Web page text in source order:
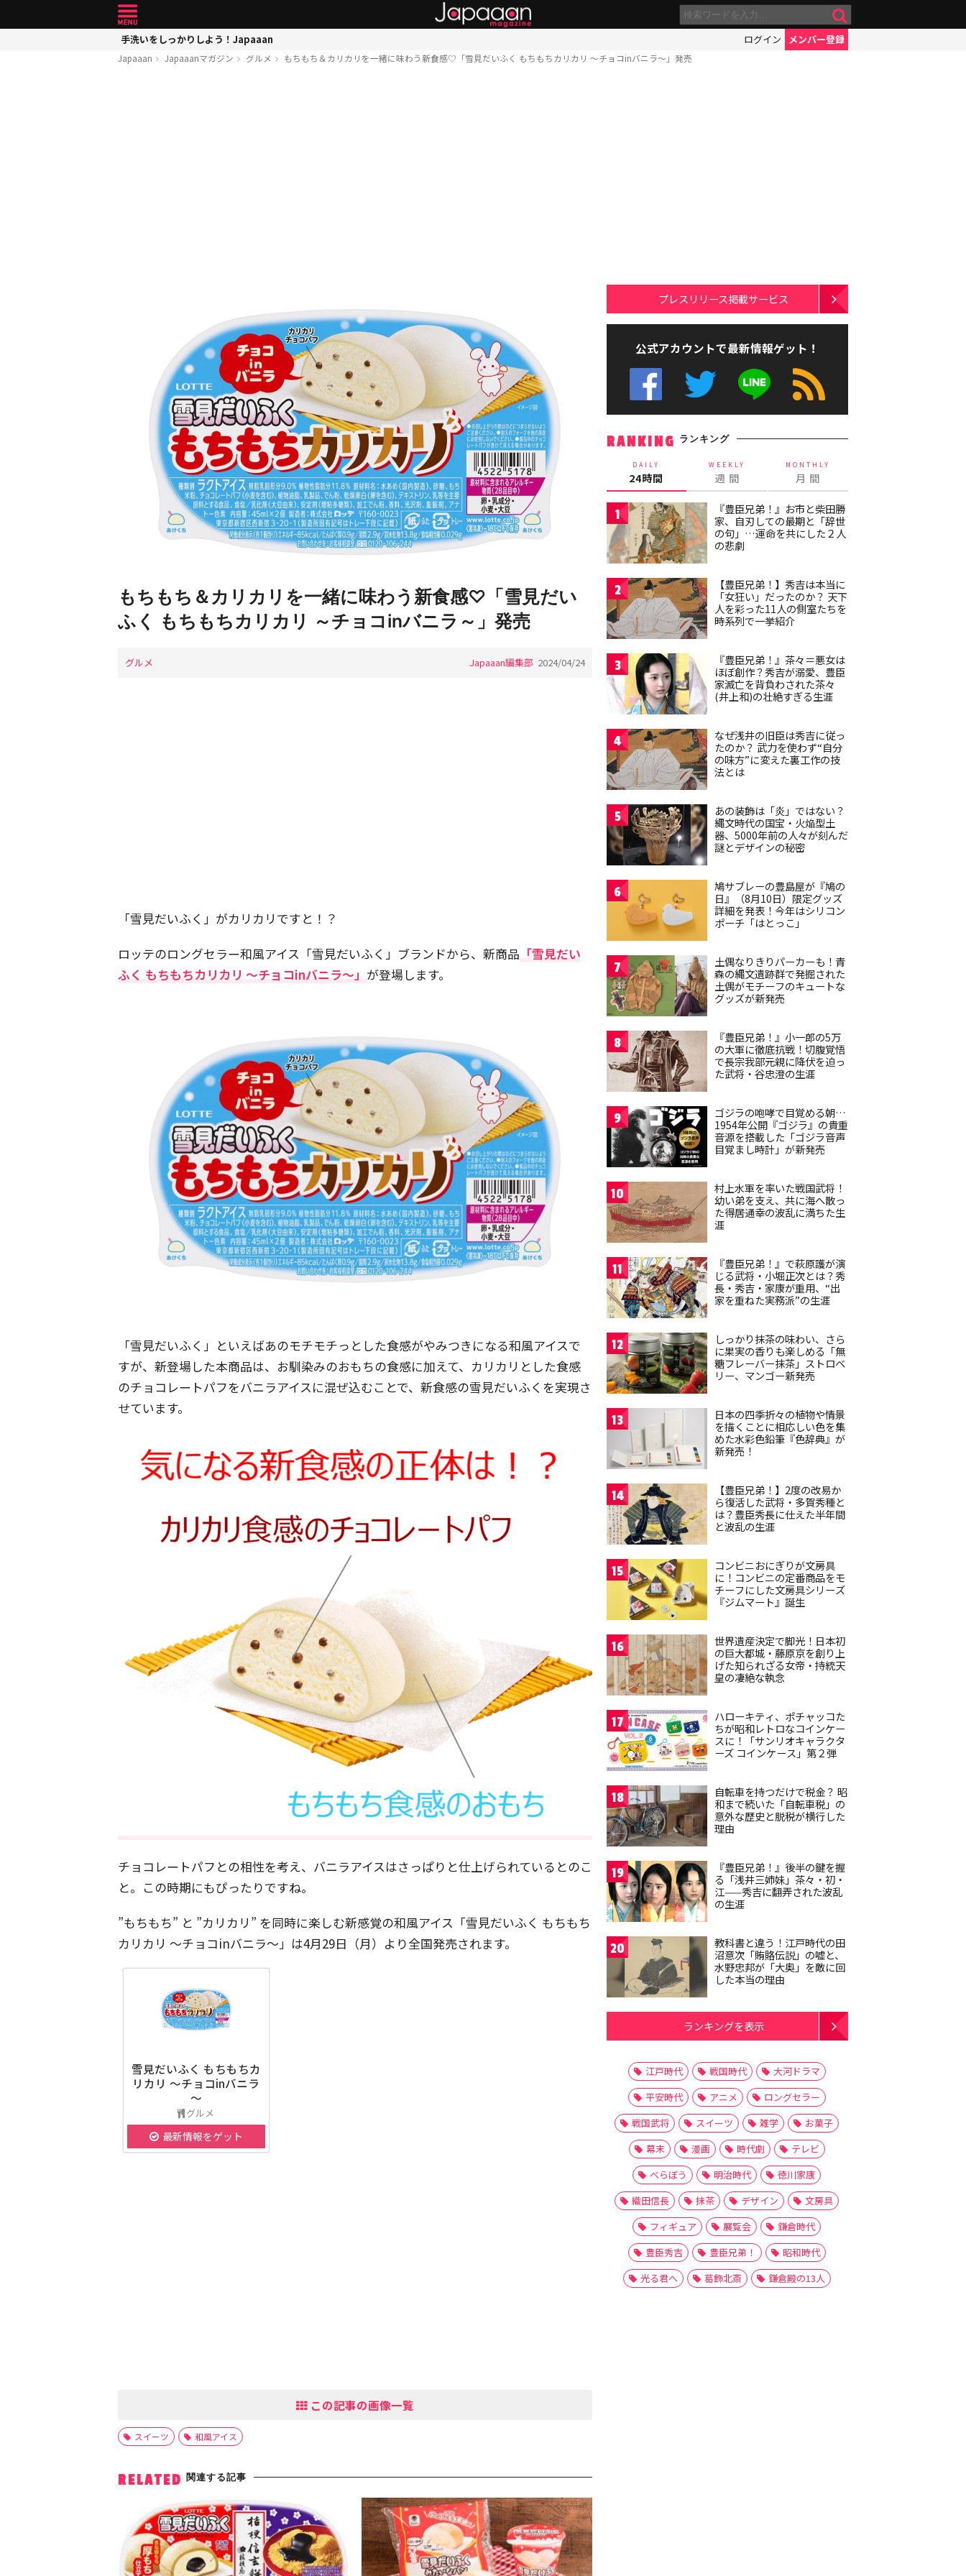
手洗いをしっかりしよう！Japaaan ログイン メンバー登録
Japaaan Japaaanマガジン グルメ もちもち＆カリカリを一緒に味わう新食感♡「雪見だいふく もちもちカリカリ ～チョコinバニラ～」発売
もちもち＆カリカリを一緒に味わう新食感♡「雪見だい
ふく もちもちカリカリ ～チョコinバニラ～」発売
グルメ Japaaan編集部 2024/04/24
「雪見だいふく」がカリカリですと！？
ロッテのロングセラー和風アイス「雪見だいふく」ブランドから、新商品 「雪見だい
ふく もちもちカリカリ ～チョコinバニラ～」 が登場します。
「雪見だいふく」といえばあのモチモチっとした食感がやみつきになる和風アイスで
すが、新登場した本商品は、お馴染みのおもちの食感に加えて、カリカリとした食感
のチョコレートパフをバニラアイスに混ぜ込むことで、新食感の雪見だいふくを実現さ
せています。
チョコレートパフとの相性を考え、バニラアイスはさっぱりと仕上げられているとのこ
と。この時期にもぴったりですね。
”もちもち” と ”カリカリ” を同時に楽しむ新感覚の和風アイス「雪見だいふく もちもち
カリカリ ～チョコinバニラ～」は4月29日（月）より全国発売されます。
雪見だいふく もちもちカ
リカリ ～チョコinバニラ
～
グルメ
最新情報をゲット
この記事の画像一覧
スイーツ 和風アイス
RELATED 関連する記事
プレスリリース掲載サービス
公式アカウントで最新情報ゲット！
RANKING ランキング
DAILY
24時間
WEEKLY
週 間
MONTHLY
月 間
1
『豊臣兄弟！』お市と柴田勝
家、自刃しての最期と「辞世
の句」…運命を共にした２人
の悲劇
2
【豊臣兄弟！】秀吉は本当に
「女狂い」だったのか？ 天下
人を彩った11人の側室たちを
時系列で一挙紹介
3
『豊臣兄弟！』茶々＝悪女は
ほぼ創作？秀吉が溺愛、豊臣
家滅亡を背負わされた茶々
(井上和)の壮絶すぎる生涯
4
なぜ浅井の旧臣は秀吉に従っ
たのか？ 武力を使わず“自分
の味方”に変えた裏工作の技
法とは
5
あの装飾は「炎」ではない？
縄文時代の国宝・火焔型土
器、5000年前の人々が刻んだ
謎とデザインの秘密
6
鳩サブレーの豊島屋が『鳩の
日』（8月10日）限定グッズ
詳細を発表！今年はシリコン
ポーチ「はとっこ」
7
土偶なりきりパーカーも！青
森の縄文遺跡群で発掘された
土偶がモチーフのキュートな
グッズが新発売
8
『豊臣兄弟！』小一郎の5万
の大軍に徹底抗戦！切腹覚悟
で長宗我部元親に降伏を迫っ
た武将・谷忠澄の生涯
9
ゴジラの咆哮で目覚める朝…
1954年公開『ゴジラ』の貴重
音源を搭載した「ゴジラ音声
目覚まし時計」が新発売
10
村上水軍を率いた戦国武将！
幼い弟を支え、共に海へ散っ
た得居通幸の波乱に満ちた生
涯
11
『豊臣兄弟！』で萩原護が演
じる武将・小堀正次とは？秀
長・秀吉・家康が重用、“出
家を重ねた実務派”の生涯
12
しっかり抹茶の味わい、さら
に果実の香りも楽しめる「無
糖フレーバー抹茶」ストロベ
リー、マンゴー新発売
13
日本の四季折々の植物や情景
を描くことに相応しい色を集
めた水彩色鉛筆『色辞典』が
新発売！
14
【豊臣兄弟！】2度の改易か
ら復活した武将・多賀秀種と
は？豊臣秀長に仕えた半年間
と波乱の生涯
15
コンビニおにぎりが文房具
に！コンビニの定番商品をモ
チーフにした文房具シリーズ
『ジムマート』誕生
16
世界遺産決定で脚光！日本初
の巨大都城・藤原京を創り上
げた知られざる女帝・持統天
皇の凄絶な執念
17
ハローキティ、ポチャッコた
ちが昭和レトロなコインケー
スに！「サンリオキャラクタ
ーズ コインケース」第２弾
18
自転車を持つだけで税金？ 昭
和まで続いた「自転車税」の
意外な歴史と脱税が横行した
理由
19
『豊臣兄弟！』後半の鍵を握
る「浅井三姉妹」茶々・初・
江——秀吉に翻弄された波乱
の生涯
20
教科書と違う！江戸時代の田
沼意次「賄賂伝説」の嘘と、
水野忠邦が「大奥」を敵に回
した本当の理由
ランキングを表示
江戸時代 戦国時代
大河ドラマ
平安時代
アニメ
ロングセラー
戦国武将
スイーツ 雑学
お菓子
幕末
漫画 時代劇
テレビ
べらぼう
明治時代
徳川家康
織田信長
抹茶 デザイン
文房具
フィギュア
展覧会
鎌倉時代
豊臣秀吉
豊臣兄弟！
昭和時代
光る君へ
葛飾北斎 鎌倉殿の13人